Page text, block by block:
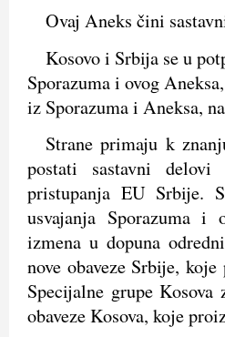
Ovaj Aneks čini
Kosovo i Srbija se u
Sporazuma i ovog
iz Sporazuma i Aneksa,
Strane primaju k
postati sastavni
pristupanja EU Srbije.
usvajanja Sporazuma i
izmena u dopuna
nove obaveze Srbije,
Specijalne grupe
obaveze Kosova, koje